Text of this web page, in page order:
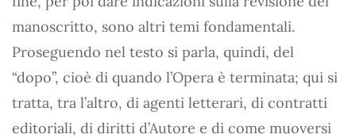
manoscritto, sono altri temi fondamentali.
Proseguendo nel testo si parla, quindi, del
“dopo”, cioè di quando l’Opera è terminata; qui si
tratta, tra l’altro, di agenti letterari, di contratti
editoriali, di diritti d’Autore e di come muoversi